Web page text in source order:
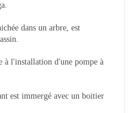
dans un arbre, est
à l'installation d'une pompe à
est immergé avec un boitier